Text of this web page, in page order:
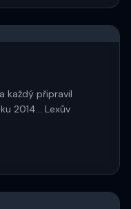
každý připravil
2014... Lexův